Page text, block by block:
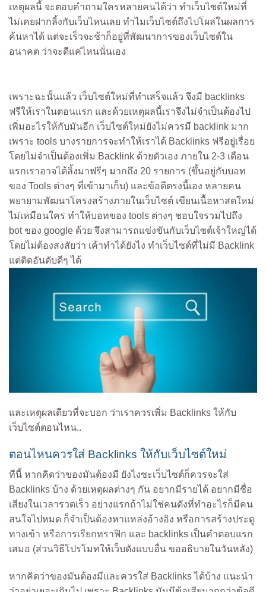
เหตุผลนี้ จะตอบคำถามใครหลายคนได้ว่า ทำเว็บไซต์ใหม่ที่
ไม่เคยฝากลิ้งกับเว็บไหนเลย ทำไมเว็บไซต์ถึงไปโผล่ในผลการ
ค้นหาได้ แต่จะเร็วจะช้าก็อยู่ที่พัฒนาการของเว็บไซต์ใน
อนาคต ว่าจะดีแค่ไหนนั่นเอง
เพราะฉะนั้นแล้ว เว็บไซต์ใหม่ที่ทำเสร็จแล้ว จึงมี backlinks
ฟรีให้เราในตอนแรก และด้วยเหตุผลนี้เราจึงไม่จำเป็นต้องไป
เพิ่มอะไรให้กับมันอีก เว็บไซต์ใหม่ยังไม่ควรมี backlink มาก
เพราะ tools บางรายการจะทำให้เราได้ Backlinks ฟรีอยู่เรื่อย
โดยไม่จำเป็นต้องเพิ่ม Backlink ด้วยตัวเอง ภายใน 2-3 เดือน
แรกเราอาจได้ลิ้งมาฟรีๆ มากถึง 20 รายการ (ขึ้นอยู่กับบอท
ของ Tools ต่างๆ ที่เข้ามาเก็บ) และข้อดีตรงนี้เอง หลายคน
พยายามพัฒนาโครงสร้างภายในเว็บไซต์ เขียนเนื้อหาสดใหม่
ไม่เหมือนใคร ทำให้บอทของ tools ต่างๆ ชอบใจรวมไปถึง
bot ของ google ด้วย จึงสามารถแข่งขันกับเว็บไซต์เจ้าใหญ่ได้
โดยไม่ต้องสงสัยว่า เค้าทำได้ยังไง ทำเว็บไซต์ที่ไม่มี Backlink
แต่ติดอันดับดีๆ ได้
และเหตุผลเดียวที่จะบอก ว่าเราควรเพิ่ม Backlinks ให้กับ
เว็บไซต์ตอนไหน..
ตอนไหนควรใส่ Backlinks ให้กับเว็บไซต์ใหม่
ทีนี้ หากคิดว่าของมันต้องมี ยังไงซะเว็บไซต์ก็ควรจะใส่
Backlinks บ้าง ด้วยเหตุผลต่างๆ กัน อยากมีรายได้ อยากมีชื่อ
เสียงในเวลารวดเร็ว อย่างแรกถ้าไม่ใช่คนดังที่ทำอะไรก็มีคน
สนใจไปหมด ก็จำเป็นต้องหาแหล่งอ้างอิง หรือการสร้างประตู
ทางเข้า หรือการเรียกทราฟิก และ backlinks เป็นคำตอบแรก
เสมอ (ส่วนวิธีโปรโมทให้เว็บดังแบบอื่น ขออธิบายในวันหลัง)
หากคิดว่าของมันต้องมีและควรใส่ Backlinks ได้บ้าง แนะนำ